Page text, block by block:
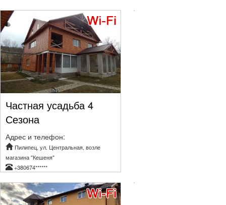
Частная усадьба 4
Сезона
Адрес и телефон:
Пилипец, ул. Центральная, возле
магазина "Кешеня"
+380674******